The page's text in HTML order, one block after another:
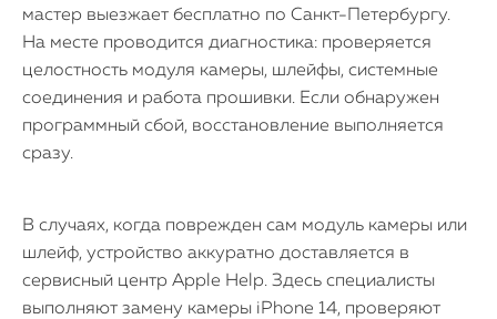
мастер выезжает бесплатно по Санкт-Петербургу.
На месте проводится диагностика: проверяется
целостность модуля камеры, шлейфы, системные
соединения и работа прошивки. Если обнаружен
программный сбой, восстановление выполняется
сразу.
В случаях, когда поврежден сам модуль камеры или
шлейф, устройство аккуратно доставляется в
сервисный центр Apple Help. Здесь специалисты
выполняют замену камеры iPhone 14, проверяют